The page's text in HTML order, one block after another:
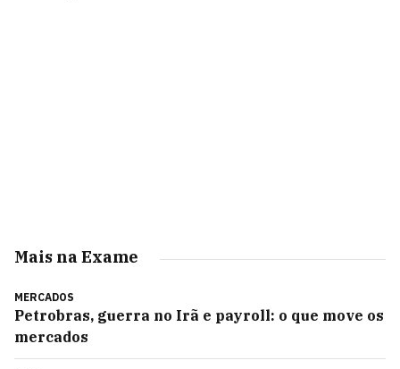
Mais na Exame
MERCADOS
Petrobras, guerra no Irã e payroll: o que move os
mercados